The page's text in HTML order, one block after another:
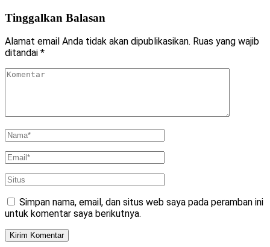
Tinggalkan Balasan
Alamat email Anda tidak akan dipublikasikan. Ruas yang wajib
ditandai *
Simpan nama, email, dan situs web saya pada peramban ini
untuk komentar saya berikutnya.